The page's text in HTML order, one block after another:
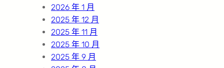
2026 年 1 月
2025 年 12 月
2025 年 11 月
2025 年 10 月
2025 年 9 月